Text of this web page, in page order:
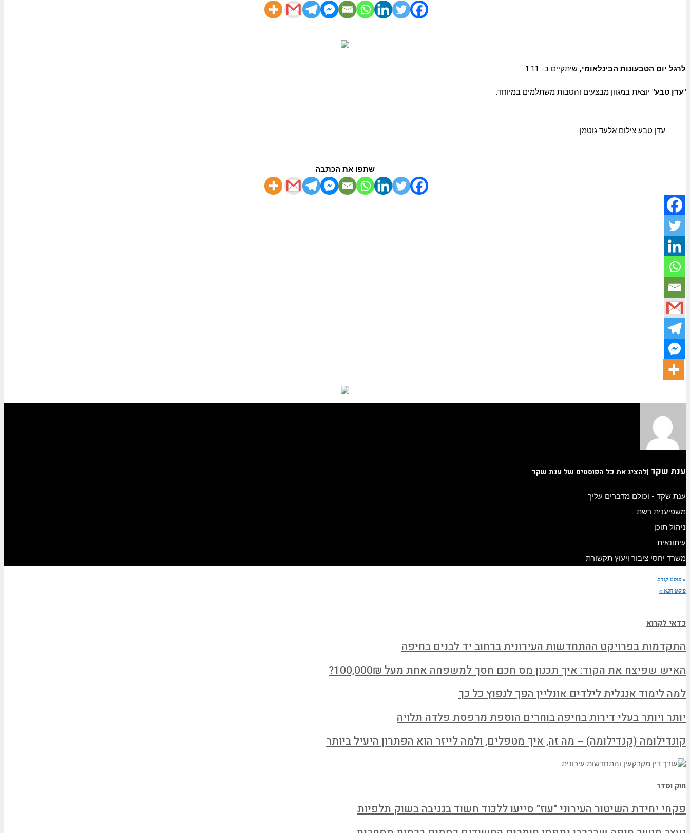
לרגל יום הטבעונות הבינלאומי, שיתקיים ב- 1.11
"עדן טבע" יוצאת במגוון מבצעים והטבות משתלמים במיוחד.
עדן טבע צילום אלעד גוטמן
שתפו את הכתבה
ענת שקד |להציג את כל הפוסטים של ענת שקד
ענת שקד - וכולם מדברים עליך
משפיענית רשת
ניהול תוכן
עיתונאית
משרד יחסי ציבור ויעוץ תקשורת
« פוסט קודם
פוסט הבא »
כדאי לקרוא
התקדמות בפרויקט ההתחדשות העירונית ברחוב יד לבנים בחיפה
האיש שפיצח את הקוד: איך תכנון מס חכם חסך למשפחה אחת מעל 100,000₪?
למה לימוד אנגלית לילדים אונליין הפך לנפוץ כל כך
יותר ויותר בעלי דירות בחיפה בוחרים הוספת מרפסת פלדה תלויה
קונדילומה (קנדילומה) – מה זה, איך מטפלים, ולמה לייזר הוא הפתרון היעיל ביותר
חוק וסדר
פקחי יחידת השיטור העירוני "עוז" סייעו ללכוד חשוד בגניבה בשוק תלפיות